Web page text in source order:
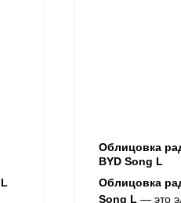
Облицовка
BYD Song L
Облицовка
Song L — это